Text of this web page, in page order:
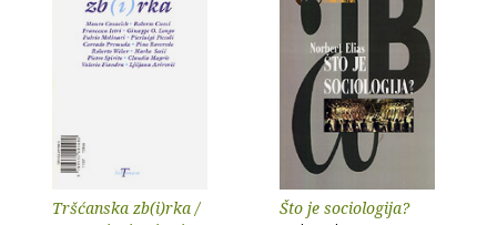
Tršćanska zb(i)rka /
Što je sociologija?